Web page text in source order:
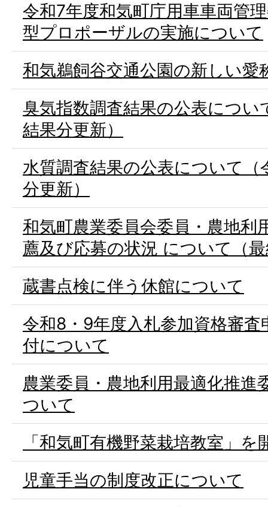
令和7年度和気町庁用車車両管
型プロポーザルの実施について
和気鵜飼谷交通公園の新しい愛
臭気指数調査結果の公表につい
結果分更新）
水質調査結果の公表について（
分更新）
和気町農業委員会委員・農地利
薦及び応募の状況 について（
蔵書点検に伴う休館について
令和8・9年度入札参加資格審査
付について
農業委員・農地利用最適化推進
ついて
「和気町有機野菜栽培教室」を
児童手当の制度改正について